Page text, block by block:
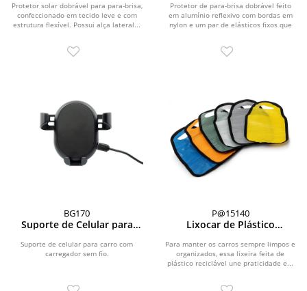
Protetor solar dobrável para para-brisa,
confeccionado em tecido leve e com
estrutura flexível. Possui alça lateral...
Protetor de para-brisa dobrável feito
em alumínio reflexivo com bordas em
nylon e um par de elásticos fixos que
BG170
Suporte de Celular para
Suporte de celular para carro com
carregador sem fio.
P@15140
Lixocar de Plástico
Para manter os carros sempre limpos e
organizados, essa lixeira feita de
plástico reciclável une praticidade e...